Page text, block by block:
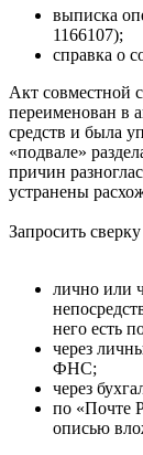
выписка
1166107);
справка о
Акт совместной
переименован в
средств и была
«подвале»
причин
устранены
Запросить
лично или
него есть
через
ФНС;
через
по «Почте
описью